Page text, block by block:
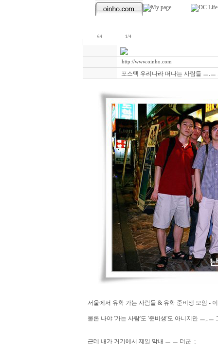
64 1/4
http://www.oinho.com
포스텍 우리나라 떠나는 사람들 ㅡ.ㅡ
서울에서 유학 가는 사람들 & 유학 준비생 모임 -
물론 나야 '가는 사람'도 '준비생'도 아니지만 ㅡ,.ㅡ
근데 내가 거기에서 제일 막내 ㅡ.ㅡ 더군. ;